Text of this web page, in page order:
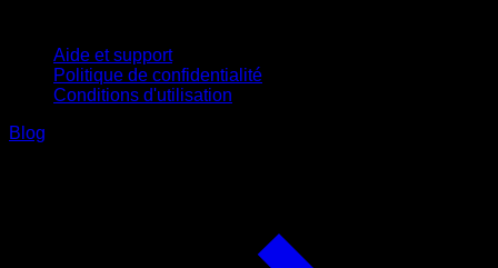
Aide et support
Politique de confidentialité
Conditions d'utilisation
Blog